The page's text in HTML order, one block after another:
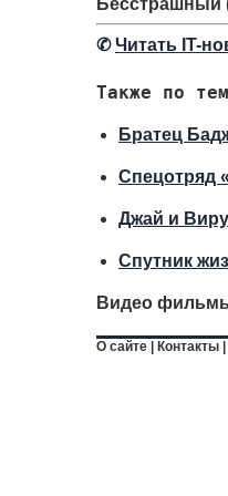
Бесстрашный
✆Читать IT-
Также по
Братец
Спецотряд
Джай и Виру
Спутник
Видео
О сайте Контакты